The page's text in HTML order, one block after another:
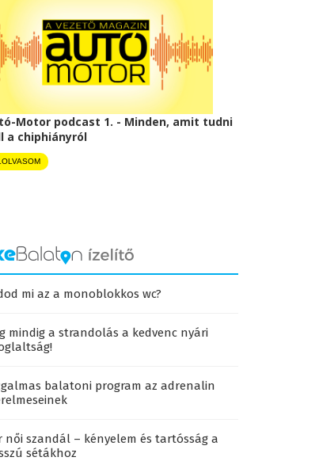
Motor podcast 1. - Minden, amit tudni
a chiphiányról
mi az a monoblokkos wc?
mindig a strandolás a kedvenc nyári
balatoni program az adrenalin
női szandál – kényelem és tartósság a
sétákhoz